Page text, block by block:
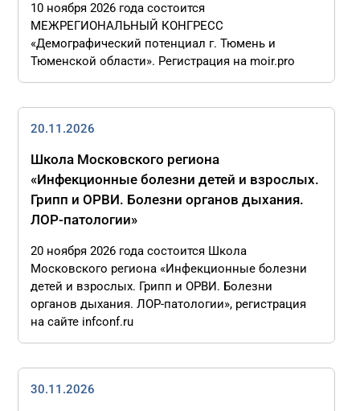
10 ноября 2026 года состоится
МЕЖРЕГИОНАЛЬНЫЙ КОНГРЕСС
«Демографический потенциал г. Тюмень и
Тюменской области». Регистрация на moir.pro
20.11.2026
Школа Московского региона
«Инфекционные болезни детей и взрослых.
Грипп и ОРВИ. Болезни органов дыхания.
ЛОР-патологии»
20 ноября 2026 года состоится Школа
Московского региона «Инфекционные болезни
детей и взрослых. Грипп и ОРВИ. Болезни
органов дыхания. ЛОР-патологии», регистрация
на сайте infconf.ru
30.11.2026